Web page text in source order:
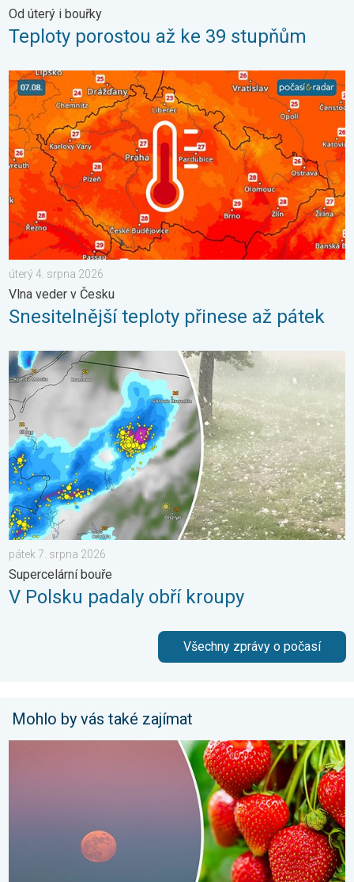
Od úterý i bouřky
Teploty porostou až ke 39 stupňům
Snesitelnější teploty přinese až pátek. Vlna veder v Česku. . .
úterý 4. srpna 2026
Vlna veder v Česku
Snesitelnější teploty přinese až pátek
V Polsku padaly obří kroupy. Supercelární bouře. . . pátek 7.
pátek 7. srpna 2026
Supercelární bouře
V Polsku padaly obří kroupy
Všechny zprávy o počasí
Mohlo by vás také zajímat
Červnový úplněk. Přezdívá se mu jahodový. . . úterý 30.